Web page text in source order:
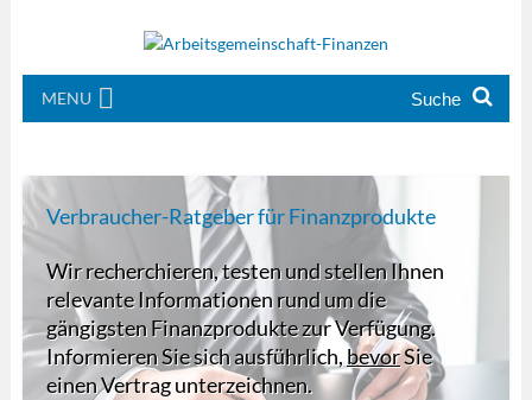
MENU
Verbraucher-Ratgeber für Finanzprodukte
Wir recherchieren, testen und stellen Ihnen
relevante Informationen rund um die
gängigsten Finanzprodukte zur Verfügung.
Informieren Sie sich ausführlich, bevorSie
einen Vertrag unterzeichnen.